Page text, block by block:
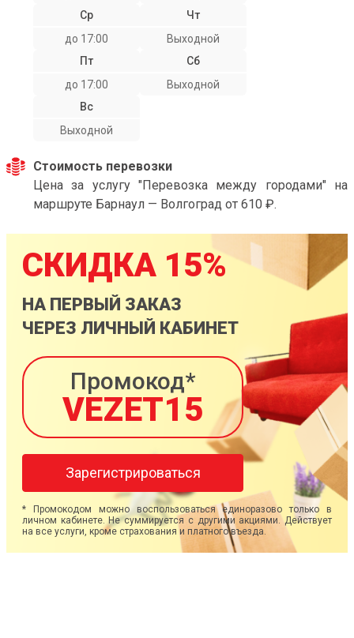
Ср
до 17:00
Чт
Выходной
Пт
до 17:00
Сб
Выходной
Вс
Выходной
Стоимость перевозки
Цена за услугу "Перевозка между городами" на
маршруте Барнаул — Волгоград от 610 ₽.
СКИДКА 15%
НА ПЕРВЫЙ ЗАКАЗ
ЧЕРЕЗ ЛИЧНЫЙ КАБИНЕТ
Промокод*
VEZET15
Зарегистрироваться
* Промокодом можно воспользоваться единоразово только в
личном кабинете. Не суммируется с другими акциями. Действует
на все услуги, кроме страхования и платного въезда.